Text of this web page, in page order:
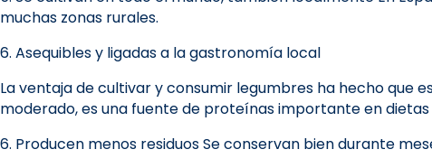
muchas zonas rurales.
6. Asequibles y ligadas a la gastronomía local
La ventaja de cultivar y consumir legumbres ha hecho que
moderado, es una fuente de proteínas importante en
6. Producen menos residuos Se conservan bien durante